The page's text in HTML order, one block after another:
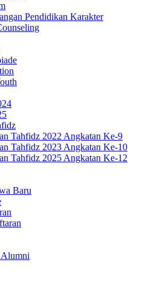
Pendidikan Karakter
Tahfidz 2022 Angkatan Ke-9
Tahfidz 2023 Angkatan Ke-10
Tahfidz 2025 Angkatan Ke-12
Baru
Alumni